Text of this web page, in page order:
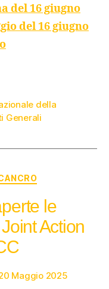
del 16 giugno
del 16 giugno
della
Generali
le
Action
Maggio 2025